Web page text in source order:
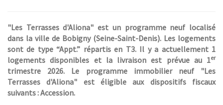
"Les Terrasses d'Aliona" est un programme neuf localisé
dans la ville de Bobigny (Seine-Saint-Denis). Les logements
sont de type “Appt.” répartis en T3. Il y a actuellement 1
logements disponibles et la livraison est prévue au 1er
trimestre 2026. Le programme immobilier neuf "Les
Terrasses d'Aliona" est éligible aux dispositifs fiscaux
suivants : Accession.